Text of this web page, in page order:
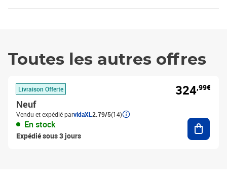
Toutes les autres offres
Livraison Offerte
Neuf
Vendu et expédié parvidaXL 2.79/5(14)
En stock
Expédié sous 3 jours
324,99€